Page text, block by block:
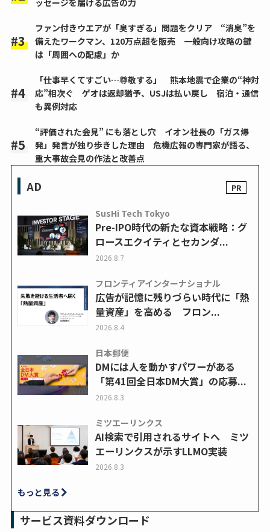
ッセージを届ける広告の力
ファン付きウエアが「臭すぎる」問題をクリア “消臭”を
備えたワークマン、120万点超を販売 一般向け攻略の鍵
は「周囲への配慮」か
「仕事早くてすごい…尊敬する」 熊本地震で企業の“神対
応”相次ぐ ゲオは返却猶予、USJは払い戻し 宿泊・通信
も異例対応
“評価された会見” にも落とし穴 イオン社長の「ガス爆
発」発言が独り歩きした理由 危機広報の専門家が語る、
重大事故会見の作法と改善点
AD
SusHi Tech Tokyo
Pre-IPO時代の新たな資本戦略：グ
ロースエクイティとセカンダ...
2026.8.7
フロンティアインターナショナル
広告が記憶に残りづらい時代に「熱
量資産」を高める フロン...
2026.8.4
日本郵便
DMには人を動かすパワーがある
「第41回全日本DM大賞」の応募...
2026.8.3
ミツエーリンクス
AI検索で引用されるサイトへ ミツ
エーリンクスが示すLLMO実装
2026.8.3
もっと見る
サービス資料ダウンロード